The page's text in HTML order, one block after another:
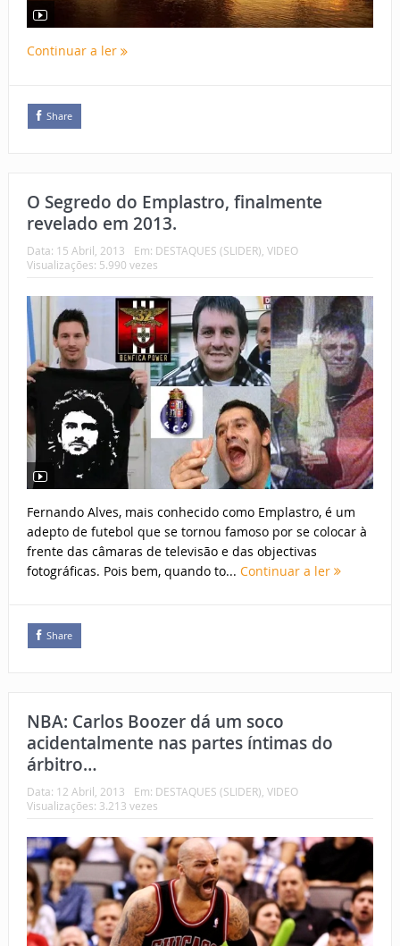
Continuar a ler
Share
O Segredo do Emplastro, finalmente
revelado em 2013.
Data: 15 Abril, 2013 Em: DESTAQUES (SLIDER) VIDEO
Visualizações: 5.990 vezes
Fernando Alves, mais conhecido como Emplastro, é um
adepto de futebol que se tornou famoso por se colocar à
frente das câmaras de televisão e das objectivas
fotográficas. Pois bem, quando to... Continuar a ler
Share
NBA: Carlos Boozer dá um soco
acidentalmente nas partes íntimas do
árbitro…
Data: 12 Abril, 2013 Em: DESTAQUES (SLIDER) VIDEO
Visualizações: 3.213 vezes